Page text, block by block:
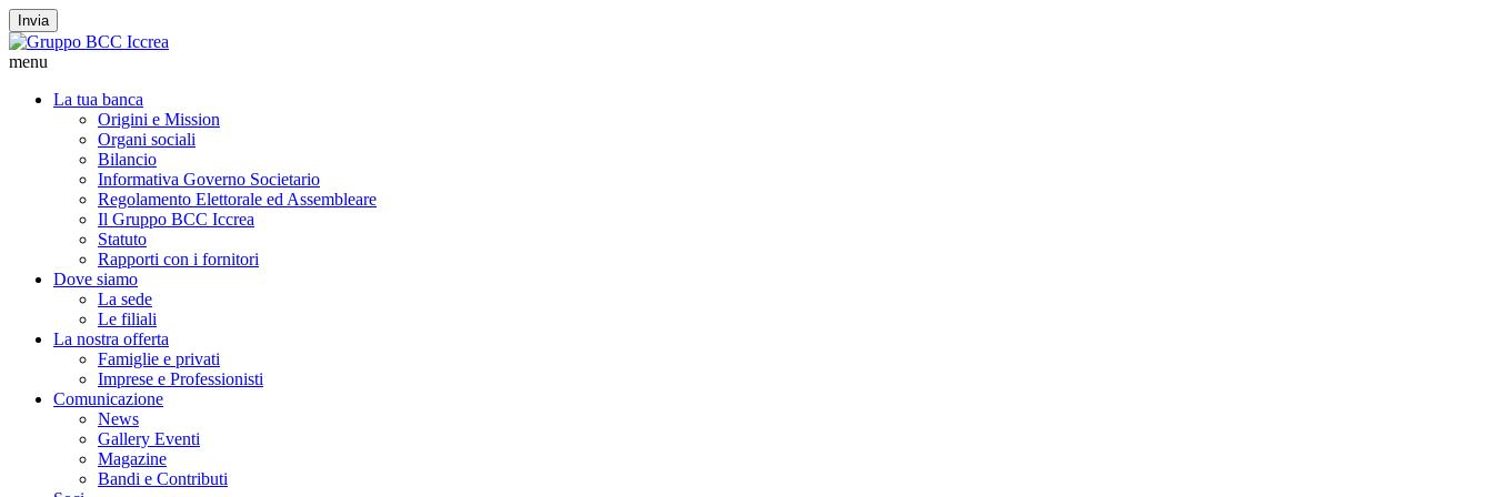
Invia
menu
La tua banca
Origini e Mission
Organi sociali
Bilancio
Informativa Governo Societario
Regolamento Elettorale ed Assembleare
Il Gruppo BCC Iccrea
Statuto
Rapporti con i fornitori
Dove siamo
La sede
Le filiali
La nostra offerta
Famiglie e privati
Imprese e Professionisti
Comunicazione
News
Gallery Eventi
Magazine
Bandi e Contributi